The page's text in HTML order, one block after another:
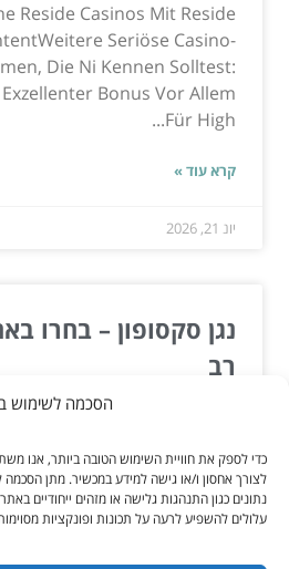
הסכמה לשימוש
כדי לספק את חוויית השימוש הטובה ביותר, אנו
לצורך אחסון ו/או גישה למידע במכשיר. מתן הסכמה
נתונים כגון התנהגות גלישה או מזהים ייחודיים
עלולים להשפיע לרעה על תכונות ופונקציות
Reside Casinos Mit Reside
Seriöse Casino-
Die Ni Kennen Solltest:
Bonus Vor Allem
Für High...
קרא עוד »
יונ 21, 2026
נגן סקסופון – בחרו
רב
כדאי לכם לחפש אחר נגן סקסופון
עשיר...
קרא עוד »